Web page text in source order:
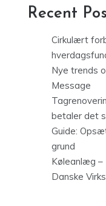
Recent
Cirkulært
Nye trends
Message
betaler det
Guide:
grund
Køleanlæg –
Danske